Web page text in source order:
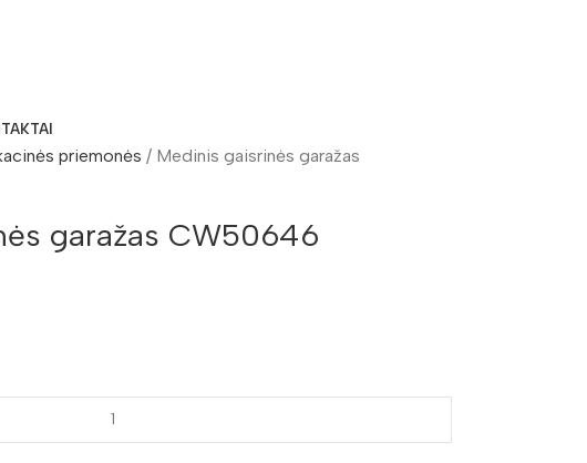
priemonės
Medinis gaisrinės garažas
garažas CW50646